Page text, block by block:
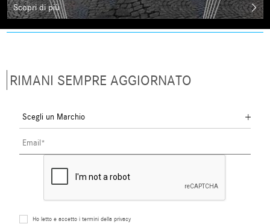
Scopri di più
RIMANI SEMPRE AGGIORNATO
Ho letto e accetto i termini della privacy